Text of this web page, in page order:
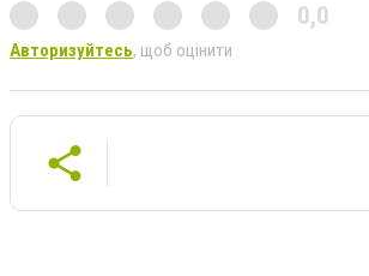
0,0
Авторизуйтесь, щоб оцінити